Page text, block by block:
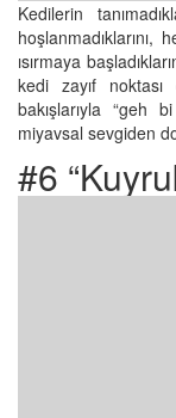
Kedilerin
ısırmaya
kedi zayıf
bakışlarıyla “geh
miyavsal sevgiden
#6